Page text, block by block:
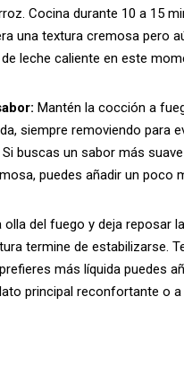
Cocina durante 10 a 15
una textura cremosa pero
leche caliente en este
Mantén la cocción a
siempre removiendo para
buscas un sabor más
puedes añadir un poco
olla del fuego y deja reposar
termine de estabilizarse.
más líquida puedes
principal reconfortante o